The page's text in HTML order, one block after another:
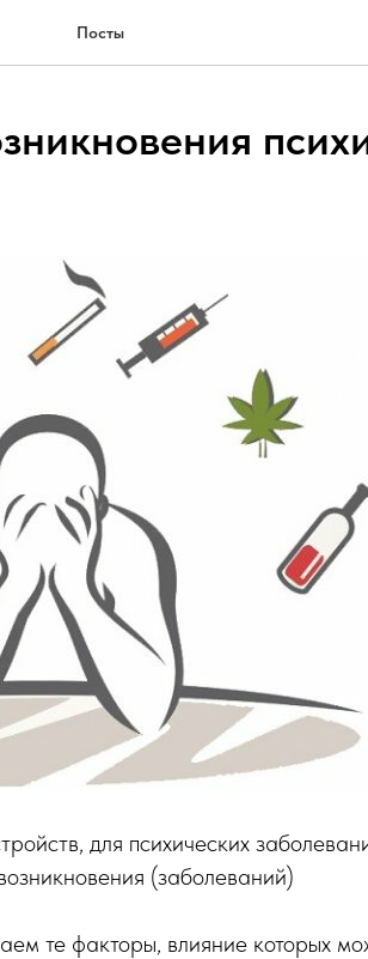
Посты
для психических
(заболеваний)
те факторы, влияние которых